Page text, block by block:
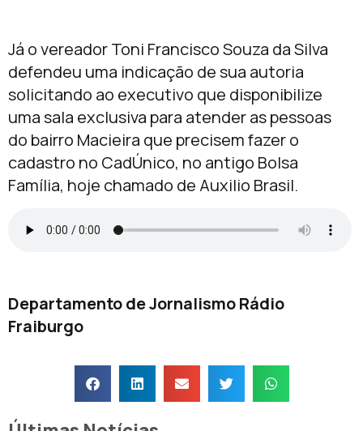
Já o vereador Toni Francisco Souza da Silva
defendeu uma indicação de sua autoria
solicitando ao executivo que disponibilize
uma sala exclusiva para atender as pessoas
do bairro Macieira que precisem fazer o
cadastro no CadÚnico, no antigo Bolsa
Família, hoje chamado de Auxilio Brasil.
Departamento de Jornalismo Rádio
Fraiburgo